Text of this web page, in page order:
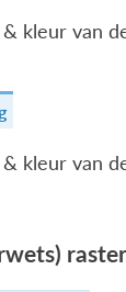
kleur van
kleur van
raster